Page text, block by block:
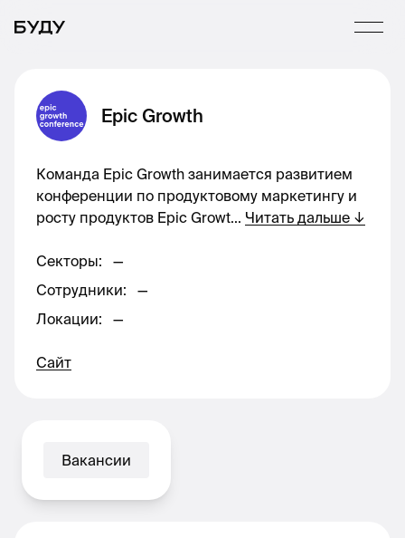
Epic Growth
Команда Epic Growth занимается развитием
конференции по продуктовому маркетингу и
росту продуктов Epic Growt... Читать дальше ↓
Секторы:
—
Сотрудники:
—
Локации: —
Сайт
Вакансии